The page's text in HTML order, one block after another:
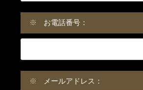
※ お電話番号：
※ メールアドレス：